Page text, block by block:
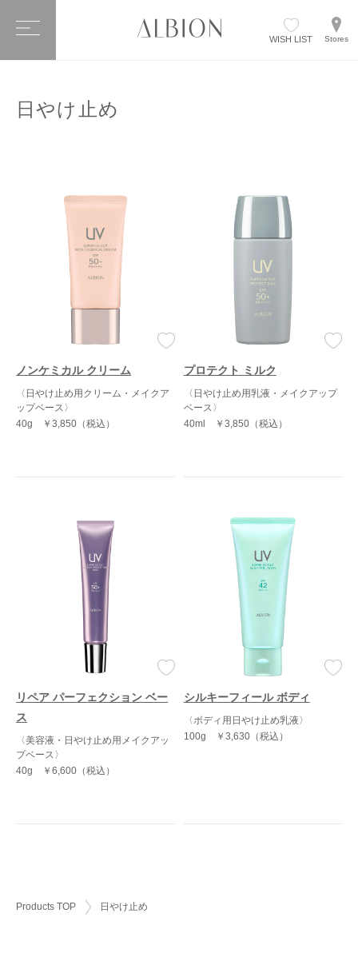
WISH LIST Stores
日やけ止め
ノンケミカル クリーム
〈日やけ止め用クリーム・メイクア
ップベース〉
40g
￥3,850（税込）
プロテクト ミルク
〈日やけ止め用乳液・メイクアップ
ベース〉
40ml
￥3,850（税込）
リペア パーフェクション ベー
ス
〈美容液・日やけ止め用メイクアッ
プベース〉
40g
￥6,600（税込）
シルキーフィール ボディ
〈ボディ用日やけ止め乳液〉
100g
￥3,630（税込）
Products TOP 日やけ止め